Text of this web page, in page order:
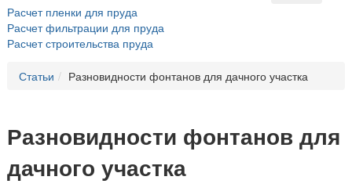
Расчет пленки для пруда
Расчет фильтрации для пруда
Расчет строительства пруда
Статьи Разновидности фонтанов для дачного участка
Разновидности фонтанов для
дачного участка